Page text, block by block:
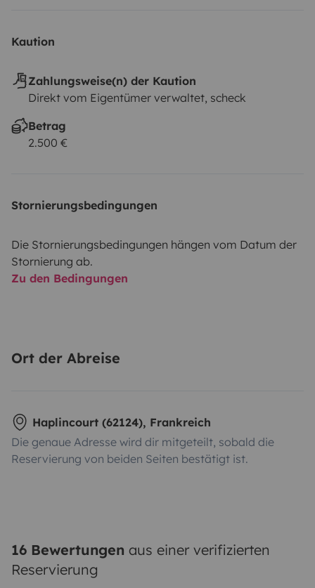
Kaution
Zahlungsweise(n) der Kaution
Direkt vom Eigentümer verwaltet, scheck
Betrag
2.500 €
Stornierungsbedingungen
Die Stornierungsbedingungen hängen vom Datum der
Stornierung ab.
Zu den Bedingungen
Ort der Abreise
Haplincourt (62124), Frankreich
Die genaue Adresse wird dir mitgeteilt, sobald die
Reservierung von beiden Seiten bestätigt ist.
16 Bewertungen aus einer verifizierten
Reservierung